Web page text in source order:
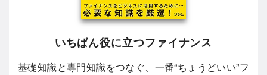
いちばん役に立つファイナンス
基礎知識と専門知識をつなぐ、一番“ちょうどいい”フ